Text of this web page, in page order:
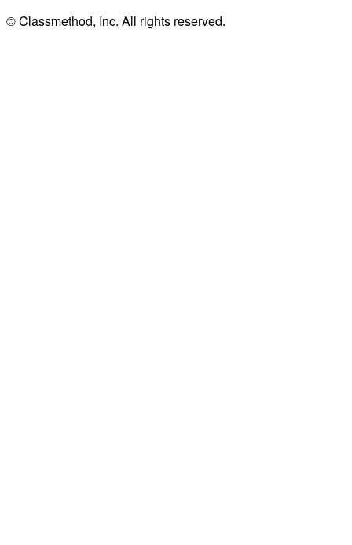
© Classmethod, Inc. All rights reserved.